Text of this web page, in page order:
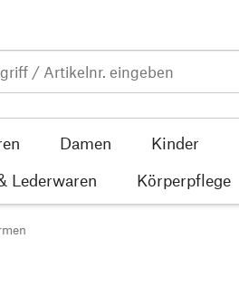
Damen Kinder
Lederwaren Körperpflege